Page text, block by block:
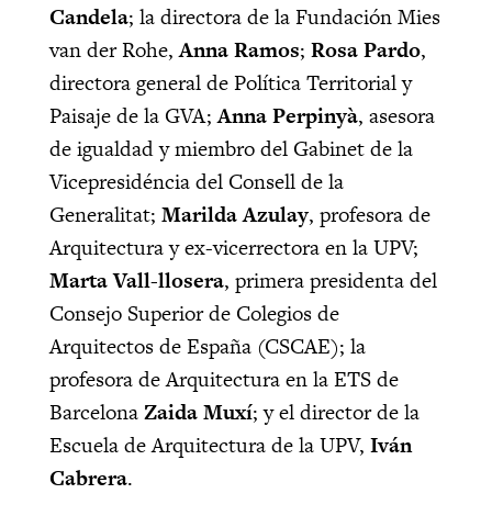
Candela; la directora de la Fundación Mies
van der Rohe,Anna Ramos; Rosa Pardo,
directora general de Política Territorial y
Paisaje de la GVA;Anna Perpinyà, asesora
de igualdad y miembro del Gabinet de la
Vicepresidéncia del Consell de la
Generalitat; Marilda Azulay, profesora de
Arquitectura y ex-vicerrectora en la UPV;
Marta Vall-llosera, primera presidenta del
Consejo Superior de Colegios de
Arquitectos de España (CSCAE); la
profesora de Arquitectura en la ETS de
BarcelonaZaida Muxí; y el director de la
Escuela de Arquitectura de la UPV, Iván
Cabrera.